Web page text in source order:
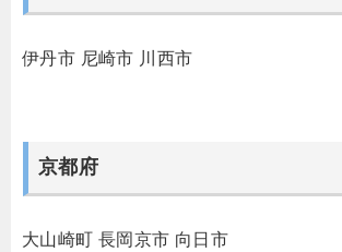
伊丹市 尼崎市 川西市
京都府
大山崎町 長岡京市 向日市